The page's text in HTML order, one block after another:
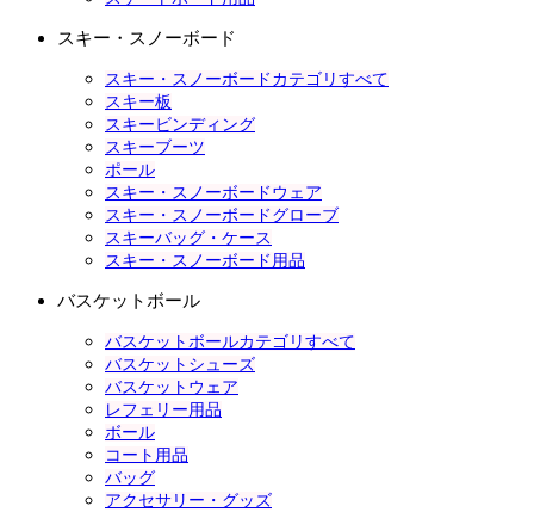
スキー・スノーボード
スキー・スノーボードカテゴリすべて
スキー板
スキービンディング
スキーブーツ
ポール
スキー・スノーボードウェア
スキー・スノーボードグローブ
スキーバッグ・ケース
スキー・スノーボード用品
バスケットボール
バスケットボールカテゴリすべて
バスケットシューズ
バスケットウェア
レフェリー用品
ボール
コート用品
バッグ
アクセサリー・グッズ